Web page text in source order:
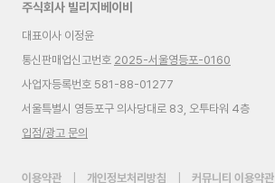
주식회사 빌리지베이비
대표이사 이정윤
통신판매업신고번호 2025-서울영등포-0160
사업자등록번호 581-88-01277
서울특별시 영등포구 의사당대로 83, 오투타워 4층
입점/광고 문의
이용약관 개인정보처리방침 커뮤니티 이용약관